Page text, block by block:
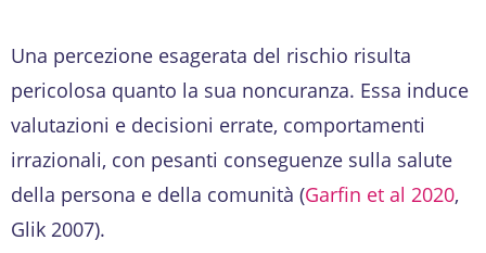
Una percezione esagerata del rischio risulta
pericolosa quanto la sua noncuranza. Essa induce
valutazioni e decisioni errate, comportamenti
irrazionali, con pesanti conseguenze sulla salute
della persona e della comunità (Garfin et al 2020,
Glik 2007).